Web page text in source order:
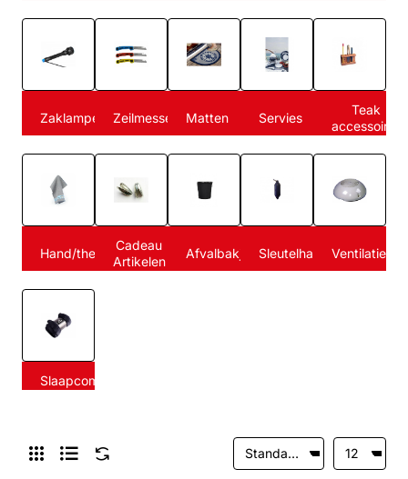
Zaklampen Zeilmessen Matten Servies
Teak
accessoires
Hand/theedoeken
Cadeau
Artikelen
Afvalbakjes SleutelhangersVentilatie
Slaapcomfort